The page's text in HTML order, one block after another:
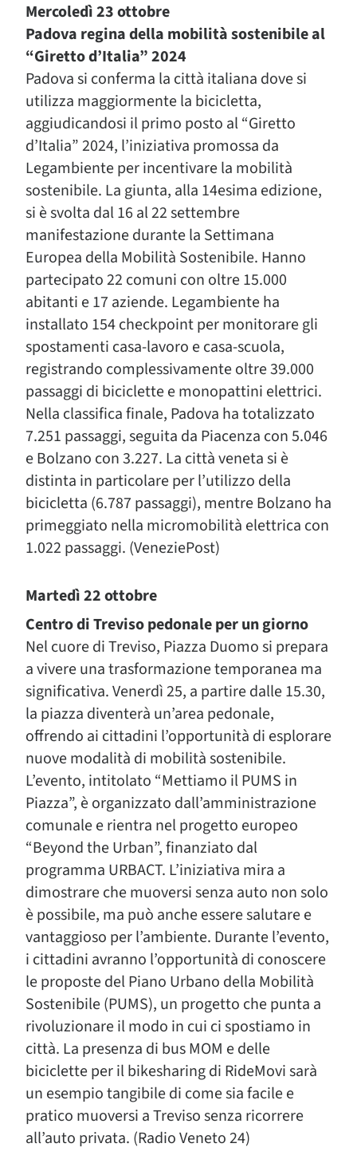
Mercoledì 23 ottobre
Padova regina della mobilità sostenibile al
“Giretto d’Italia” 2024
Padova si conferma la città italiana dove si
utilizza maggiormente la bicicletta,
aggiudicandosi il primo posto al “Giretto
d’Italia” 2024, l’iniziativa promossa da
Legambiente per incentivare la mobilità
sostenibile. La giunta, alla 14esima edizione,
si è svolta dal 16 al 22 settembre
manifestazione durante la Settimana
Europea della Mobilità Sostenibile. Hanno
partecipato 22 comuni con oltre 15.000
abitanti e 17 aziende. Legambiente ha
installato 154 checkpoint per monitorare gli
spostamenti casa-lavoro e casa-scuola,
registrando complessivamente oltre 39.000
passaggi di biciclette e monopattini elettrici.
Nella classifica finale, Padova ha totalizzato
7.251 passaggi, seguita da Piacenza con 5.046
e Bolzano con 3.227. La città veneta si è
distinta in particolare per l’utilizzo della
bicicletta (6.787 passaggi), mentre Bolzano ha
primeggiato nella micromobilità elettrica con
1.022 passaggi. (VeneziePost)
Martedì 22 ottobre
Centro di Treviso pedonale per un giorno
Nel cuore di Treviso, Piazza Duomo si prepara
a vivere una trasformazione temporanea ma
significativa. Venerdì 25, a partire dalle 15.30,
la piazza diventerà un’area pedonale,
offrendo ai cittadini l’opportunità di esplorare
nuove modalità di mobilità sostenibile.
L’evento, intitolato “Mettiamo il PUMS in
Piazza”, è organizzato dall’amministrazione
comunale e rientra nel progetto europeo
“Beyond the Urban”, finanziato dal
programma URBACT. L’iniziativa mira a
dimostrare che muoversi senza auto non solo
è possibile, ma può anche essere salutare e
vantaggioso per l’ambiente. Durante l’evento,
i cittadini avranno l’opportunità di conoscere
le proposte del Piano Urbano della Mobilità
Sostenibile (PUMS), un progetto che punta a
rivoluzionare il modo in cui ci spostiamo in
città. La presenza di bus MOM e delle
biciclette per il bikesharing di RideMovi sarà
un esempio tangibile di come sia facile e
pratico muoversi a Treviso senza ricorrere
all’auto privata. (Radio Veneto 24)